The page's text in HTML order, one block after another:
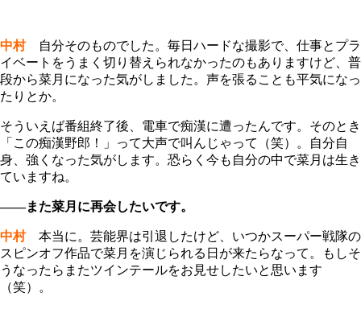
中村自分そのものでした。毎日ハードな撮影で、仕事とプラ
イベートをうまく切り替えられなかったのもありますけど、普
段から菜月になった気がしました。声を張ることも平気になっ
たりとか。
そういえば番組終了後、電車で痴漢に遭ったんです。そのとき
「この痴漢野郎！」って大声で叫んじゃって（笑）。自分自
身、強くなった気がします。恐らく今も自分の中で菜月は生き
ていますね。
――また菜月に再会したいです。
中村本当に。芸能界は引退したけど、いつかスーパー戦隊の
スピンオフ作品で菜月を演じられる日が来たらなって。もしそ
うなったらまたツインテールをお見せしたいと思います
（笑）。